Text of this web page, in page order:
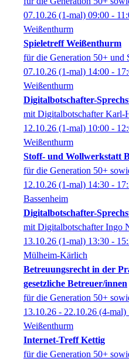
07.10.26 (1-mal) 09:00 -
Weißenthurm
Spieletreff Weißenthurm
für die Generation 50+ und
07.10.26 (1-mal) 14:00 -
Weißenthurm
Digitalbotschafter-
mit Digitalbotschafter Karl-
12.10.26 (1-mal) 10:00 -
Weißenthurm
Stoff- und Wollwerkstatt
für die Generation 50+
12.10.26 (1-mal) 14:30 -
Bassenheim
Digitalbotschafter-
mit Digitalbotschafter Ingo
13.10.26 (1-mal) 13:30 -
Mülheim-Kärlich
Betreuungsrecht in der
gesetzliche Betreuer/innen
für die Generation 50+
13.10.26 - 22.10.26 (4-mal)
Weißenthurm
Internet-Treff Kettig
für die Generation 50+